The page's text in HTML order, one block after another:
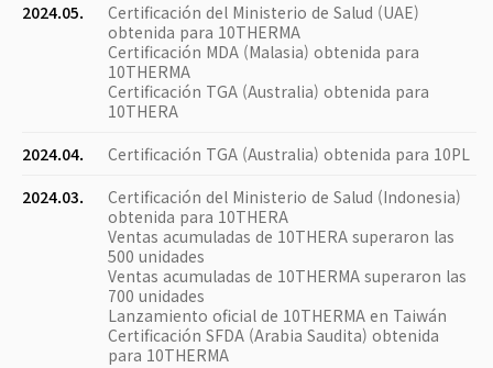
2024.05.
Certificación del Ministerio de Salud (UAE)
obtenida para 10THERMA
Certificación MDA (Malasia) obtenida para
10THERMA
Certificación TGA (Australia) obtenida para
10THERA
2024.04.
Certificación TGA (Australia) obtenida para 10PL
2024.03.
Certificación del Ministerio de Salud (Indonesia)
obtenida para 10THERA
Ventas acumuladas de 10THERA superaron las
500 unidades
Ventas acumuladas de 10THERMA superaron las
700 unidades
Lanzamiento oficial de 10THERMA en Taiwán
Certificación SFDA (Arabia Saudita) obtenida
para 10THERMA